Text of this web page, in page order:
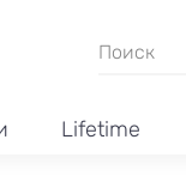
Lifetime